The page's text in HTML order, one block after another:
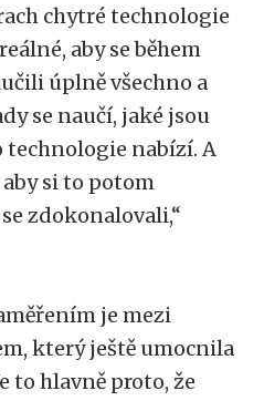
chytré technologie
aby se během
úplně všechno a
se naučí, jaké jsou
technologie nabízí. A
si to potom
zdokonalovali,“
je mezi
který ještě umocnila
to hlavně proto, že